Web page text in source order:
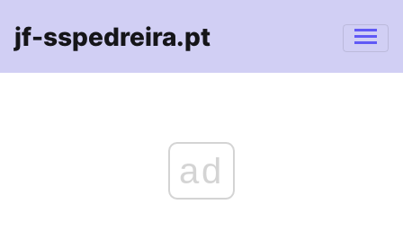
jf-sspedreira.pt
ad